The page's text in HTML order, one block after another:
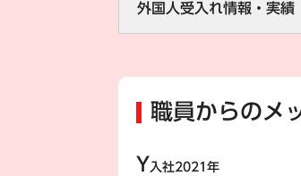
外国人受入れ情報・実績
職員からのメ
Y 入社2021年